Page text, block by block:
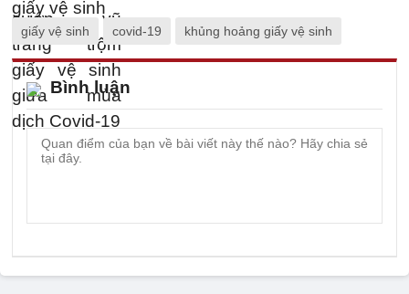
giấy vệ sinh covid-19 khủng hoảng giấy vệ sinh
Bình luận